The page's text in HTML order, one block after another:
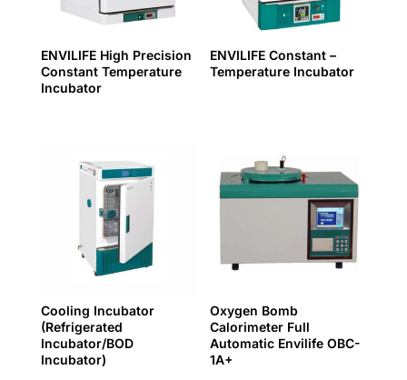
ENVILIFE High Precision
Constant Temperature
Incubator
ENVILIFE Constant –
Temperature Incubator
Cooling Incubator
(Refrigerated
Incubator/BOD
Incubator)
Oxygen Bomb
Calorimeter Full
Automatic Envilife OBC-
1A+